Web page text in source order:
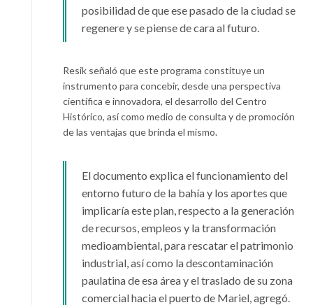
posibilidad de que ese pasado de la ciudad se
regenere y se piense de cara al futuro.
Resik señaló que este programa constituye un
instrumento para concebir, desde una perspectiva
científica e innovadora, el desarrollo del Centro
Histórico, así como medio de consulta y de promoción
de las ventajas que brinda el mismo.
El documento explica el funcionamiento del
entorno futuro de la bahía y los aportes que
implicaría este plan, respecto a la generación
de recursos, empleos y la transformación
medioambiental, para rescatar el patrimonio
industrial, así como la descontaminación
paulatina de esa área y el traslado de su zona
comercial hacia el puerto de Mariel, agregó.